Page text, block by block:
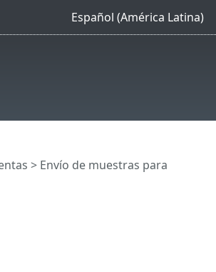
Español (América Latina)
> Envío de muestras para